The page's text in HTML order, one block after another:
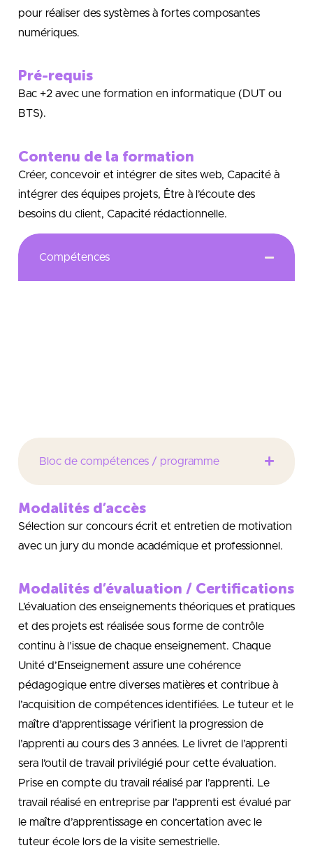
pour réaliser des systèmes à fortes composantes
numériques.
Pré-requis
Bac +2 avec une formation en informatique (DUT ou
BTS).
Contenu de la formation
Créer, concevoir et intégrer de sites web, Capacité à
intégrer des équipes projets, Être à l’écoute des
besoins du client, Capacité rédactionnelle.
Compétences
Bloc de compétences / programme
Modalités d’accès
Sélection sur concours écrit et entretien de motivation
avec un jury du monde académique et professionnel.
Modalités d’évaluation / Certifications
L’évaluation des enseignements théoriques et pratiques
et des projets est réalisée sous forme de contrôle
continu à l’issue de chaque enseignement. Chaque
Unité d’Enseignement assure une cohérence
pédagogique entre diverses matières et contribue à
l’acquisition de compétences identifiées. Le tuteur et le
maître d’apprentissage vérifient la progression de
l’apprenti au cours des 3 années. Le livret de l’apprenti
sera l’outil de travail privilégié pour cette évaluation.
Prise en compte du travail réalisé par l’apprenti. Le
travail réalisé en entreprise par l’apprenti est évalué par
le maître d’apprentissage en concertation avec le
tuteur école lors de la visite semestrielle.